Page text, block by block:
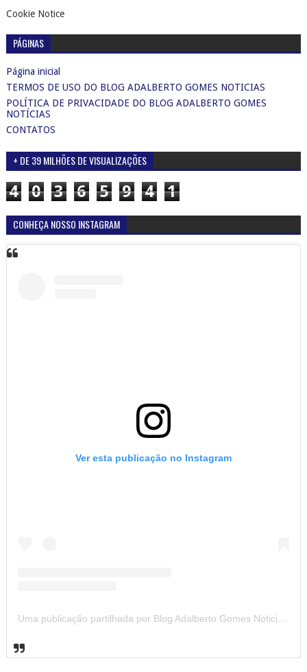
Cookie Notice
PÁGINAS
Página inicial
TERMOS DE USO DO BLOG ADALBERTO GOMES NOTICIAS
POLÍTICA DE PRIVACIDADE DO BLOG ADALBERTO GOMES
NOTÍCIAS
CONTATOS
+ DE 39 MILHÕES DE VISUALIZAÇÕES
4 0 3 6 5 9 4 1
CONHEÇA NOSSO INSTAGRAM
Ver esta publicação no Instagram
Uma publicação partilhada por Blog Adalberto Gomes Noticias (@blogadalbertogomesnoticiass)